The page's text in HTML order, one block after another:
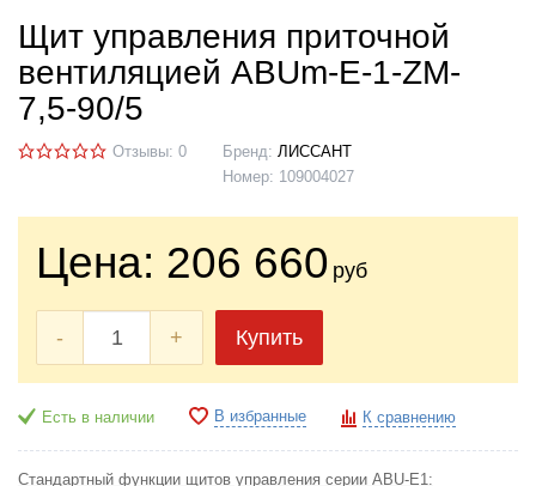
Щит управления приточной
вентиляцией ABUm-E-1-ZM-
7,5-90/5
Отзывы: 0 Бренд: ЛИССАНТ
Номер: 109004027
Цена: 206 660 руб
- + Купить
Есть в наличии В избранные К сравнению
Стандартный функции щитов управления серии ABU-E1: